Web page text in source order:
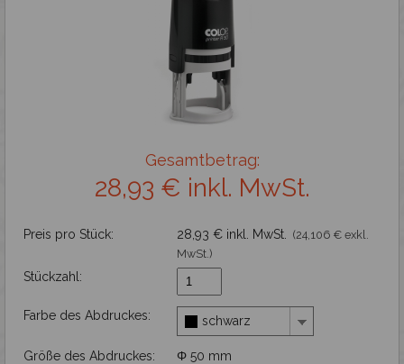
Holzstempel und Royal Mark
Gesamtbetrag:
28,93 € inkl. MwSt.
Preis pro Stück: 28,93 € inkl. MwSt.
(24,106 € exkl.
MwSt.)
Stückzahl:
Farbe des Abdruckes: schwarz
Größe des Abdruckes: Φ 50 mm